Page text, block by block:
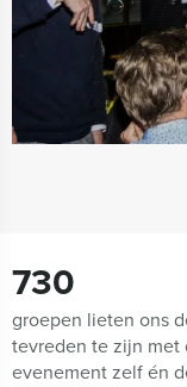
730
groepen lieten ons
tevreden te zijn met
evenement zelf én